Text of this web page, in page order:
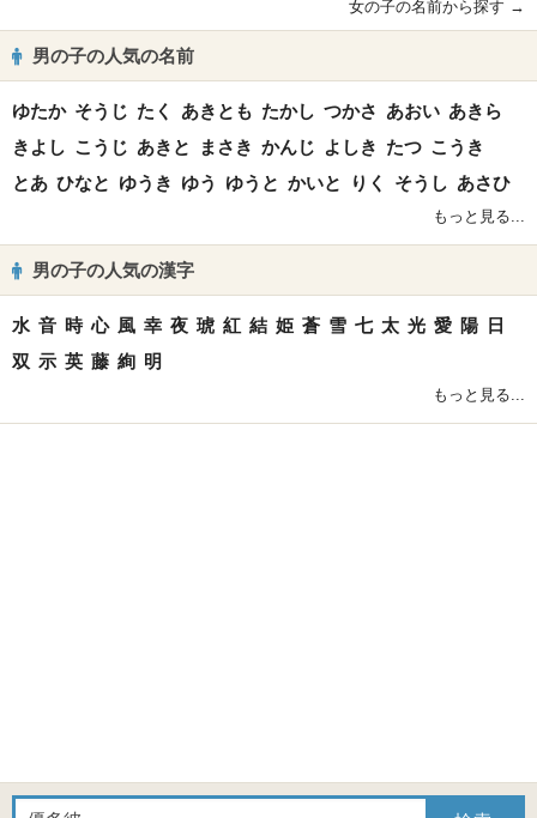
女の子の名前から探す →
男の子の人気の名前
ゆたか そうじ たく あきとも たかし つかさ あおい あきら
きよし こうじ あきと まさき かんじ よしき たつ こうき
とあ ひなと ゆうき ゆう ゆうと かいと りく そうし あさひ
もっと見る...
男の子の人気の漢字
水 音 時 心 風 幸 夜 琥 紅 結 姫 蒼 雪 七 太 光 愛 陽
日
双 示 英 藤 絢 明
もっと見る...